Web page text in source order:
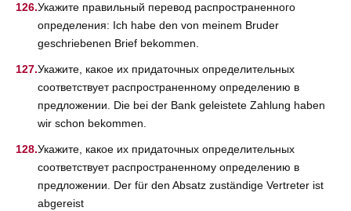
Укажите правильный перевод распространенного
определения: Ich habe den von meinem Bruder
geschriebenen Brief bekommen.
Укажите, какое их придаточных определительных
соответствует распространенному определению в
предложении. Die bei der Bank geleistete Zahlung haben
wir schon bekommen.
Укажите, какое их придаточных определительных
соответствует распространенному определению в
предложении. Der für den Absatz zuständige Vertreter ist
abgereist